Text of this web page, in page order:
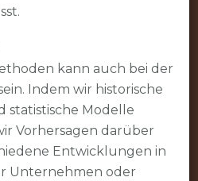
kann auch bei der
Indem wir historische
statistische Modelle
Vorhersagen darüber
Entwicklungen in
Unternehmen oder